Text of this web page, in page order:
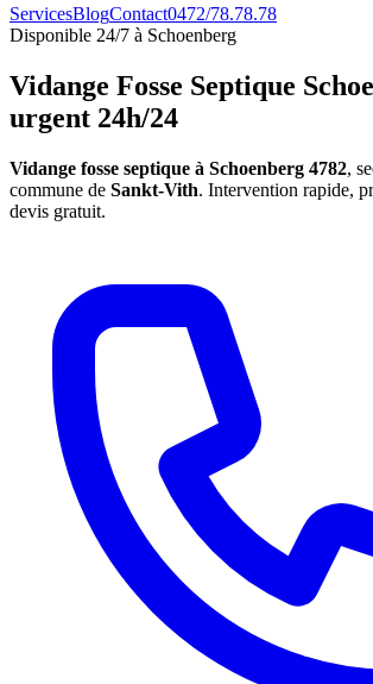
ServicesBlogContact0472/78.78.78
Disponible 24/7 à Schoenberg
Vidange Fosse Septique
urgent 24h/24
Vidange fosse septique à Schoenberg 4782,
commune de Sankt-Vith. Intervention rapide,
devis gratuit.